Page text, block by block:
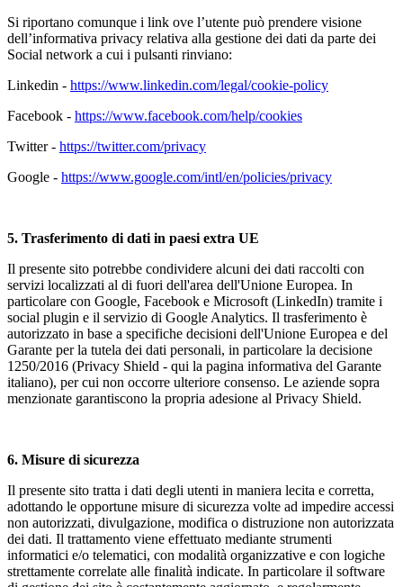
Si riportano comunque i link ove l’utente può prendere visione
dell’informativa privacy relativa alla gestione dei dati da parte dei
Social network a cui i pulsanti rinviano:
Linkedin - https://www.linkedin.com/legal/cookie-policy
Facebook - https://www.facebook.com/help/cookies
Twitter - https://twitter.com/privacy
Google - https://www.google.com/intl/en/policies/privacy
5. Trasferimento di dati in paesi extra UE
Il presente sito potrebbe condividere alcuni dei dati raccolti con
servizi localizzati al di fuori dell'area dell'Unione Europea. In
particolare con Google, Facebook e Microsoft (LinkedIn) tramite i
social plugin e il servizio di Google Analytics. Il trasferimento è
autorizzato in base a specifiche decisioni dell'Unione Europea e del
Garante per la tutela dei dati personali, in particolare la decisione
1250/2016 (Privacy Shield - qui la pagina informativa del Garante
italiano), per cui non occorre ulteriore consenso. Le aziende sopra
menzionate garantiscono la propria adesione al Privacy Shield.
6. Misure di sicurezza
Il presente sito tratta i dati degli utenti in maniera lecita e corretta,
adottando le opportune misure di sicurezza volte ad impedire accessi
non autorizzati, divulgazione, modifica o distruzione non autorizzata
dei dati. Il trattamento viene effettuato mediante strumenti
informatici e/o telematici, con modalità organizzative e con logiche
strettamente correlate alle finalità indicate. In particolare il software